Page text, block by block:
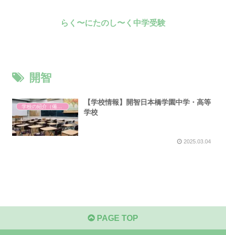
らく〜にたのし〜く中学受験
開智
【学校情報】開智日本橋学園中学・高等
学校
2025.03.04
PAGE TOP